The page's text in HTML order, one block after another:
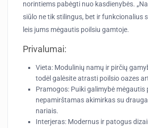
norintiems pabėgti nuo kasdienybės.
siūlo ne tik stilingus, bet ir funkcionalius
leis jums mėgautis poilsiu gamtoje.
Privalumai:
Vieta: Modulinių namų ir pirčių
todėl galėsite atrasti poilsio oazes
Pramogos: Puiki galimybė
nepamirštamas akimirkas su
nariais.
Interjeras: Modernus ir patogus